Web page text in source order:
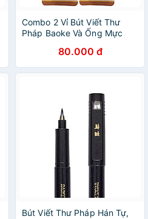
Combo 2 Vỉ Bút Viết Thư
Pháp Baoke Và Ống Mực
80.000 đ
Bút Viết Thư Pháp Hán Tự,